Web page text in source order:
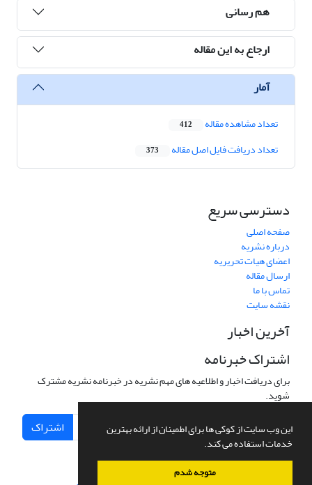
این وب سایت از کوکی ها برای اطمینان از ارائه بهترین
خدمات استفاده می کند.
متوجه شدم
هم رسانی
ارجاع به این مقاله
آمار
تعداد مشاهده مقاله 412
تعداد دریافت فایل اصل مقاله 373
دسترسی سریع
صفحه اصلی
درباره نشریه
اعضای هیات تحریریه
ارسال مقاله
تماس با ما
نقشه سایت
آخرین اخبار
اشتراک خبرنامه
برای دریافت اخبار و اطلاعیه های مهم نشریه در خبرنامه نشریه مشترک
شوید.
اشتراک